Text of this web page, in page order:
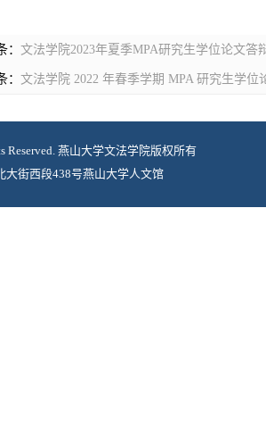
： 文法学院2023年夏季MPA研究生学位论文答
： 文法学院 2022 年春季学期 MPA 研究生学位
燕山大学文法学院版权所有
大街西段438号燕山大学人文馆